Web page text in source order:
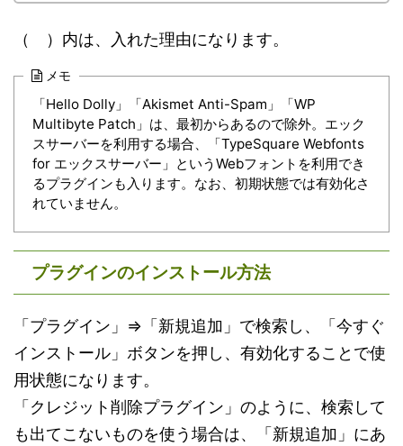
（ ）内は、入れた理由になります。
メモ
「Hello Dolly」「Akismet Anti-Spam」「WP
Multibyte Patch」は、最初からあるので除外。エック
スサーバーを利用する場合、「TypeSquare Webfonts
for エックスサーバー」というWebフォントを利用でき
るプラグインも入ります。なお、初期状態では有効化さ
れていません。
プラグインのインストール方法
「プラグイン」⇒「新規追加」で検索し、「今すぐ
インストール」ボタンを押し、有効化することで使
用状態になります。
「クレジット削除プラグイン」のように、検索して
も出てこないものを使う場合は、「新規追加」にあ